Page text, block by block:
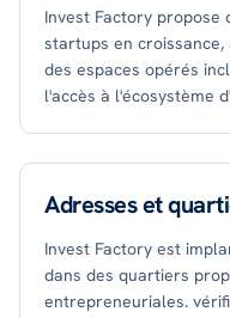
Invest Factory propose
startups en
des espaces opérés
l'accès à l'écosystème
Adresses et
Invest Factory est
dans des quartiers
entrepreneuriales.